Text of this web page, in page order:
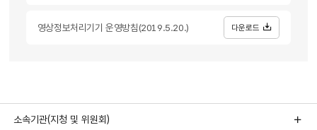
영상정보처리기기 운영방침(2019.5.20.) 다운로드
소속기관(지청 및 위원회)